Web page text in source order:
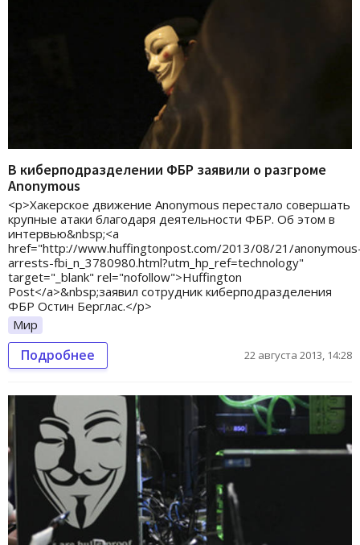
В киберподразделении ФБР заявили о разгроме
Anonymous
<p>Хакерское движение Anonymous перестало совершать
крупные атаки благодаря деятельности ФБР. Об этом в
интервью&nbsp;<a
href="http://www.huffingtonpost.com/2013/08/21/
arrests-fbi_n_3780980.html?utm_hp_ref=technology"
target="_blank" rel="nofollow">Huffington
Post</a>&nbsp;заявил сотрудник киберподразделения
ФБР Остин Берглас.</p>
Мир
Подробнее 22 августа 2013, 14:28